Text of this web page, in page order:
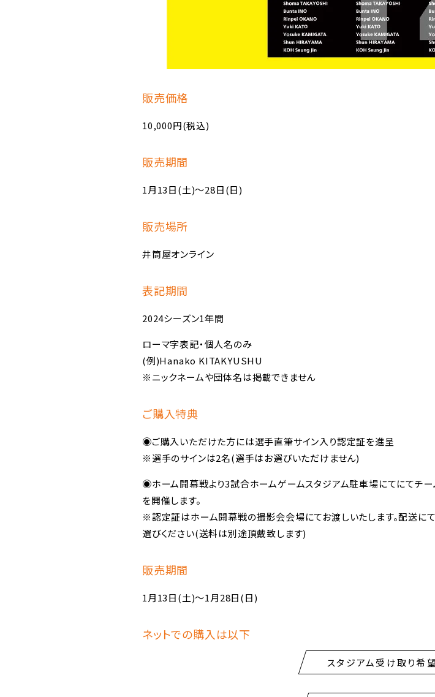
販売価格
10,000円(税込)
販売期間
1月13日(土)〜28日(日)
販売場所
井筒屋オンライン
表記期間
2024シーズン1年間
ローマ字表記・個人名のみ
(例)Hanako KITAKYUSHU
※ニックネームや団体名は掲載できません
ご購入特典
◉ご購入いただけた方には選手直筆サイン入り認定証を進呈
※選手のサインは2名(選手はお選びいただけません)
◉ホーム開幕戦より3試合ホームゲームスタジアム駐車場にてにてチ
を開催します。
※認定証はホーム開幕戦の撮影会会場にてお渡しいたします。配送
選びください(送料は別途頂戴致します)
販売期間
1月13日(土)〜1月28日(日)
ネットでの購入は以下
スタジアム受け取り希